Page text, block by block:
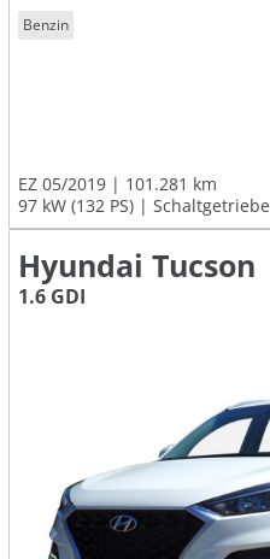
Benzin
EZ 05/2019
101.281 km
97 kW (132 PS)
Schaltgetriebe
Hyundai Tucson
1.6 GDI